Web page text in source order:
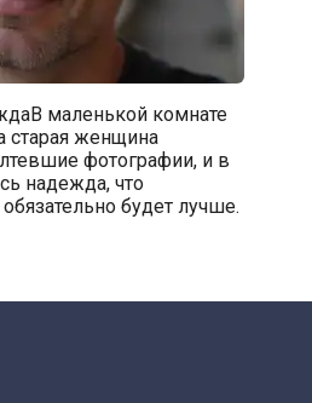
маленькой комнате
старая женщина
фотографии, и в
надежда, что
будет лучше.